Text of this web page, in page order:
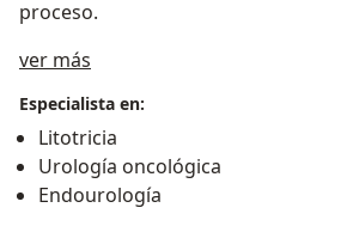
proceso.
ver más
Especialista en:
Litotricia
Urología oncológica
Endourología